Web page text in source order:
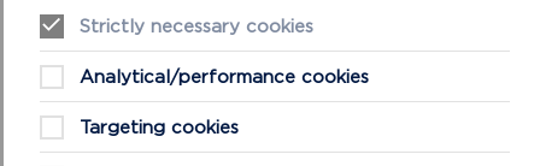
Strictly necessary cookies
Analytical/performance cookies
Targeting cookies